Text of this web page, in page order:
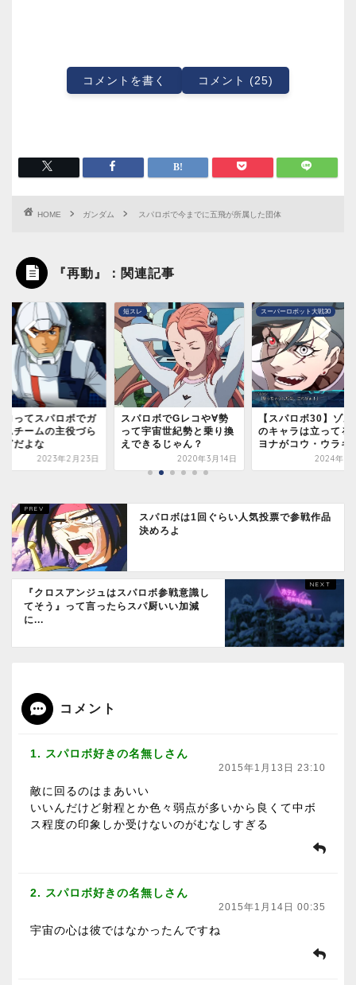
コメントを書く コメント (25)
HOME ガンダム スパロボで今までに五飛が所属した団体
『再動』：関連記事
ロってスパロボでガ
ムチームの主役づら
ぎだよな
2023年2月23日
短スレ
スパロボでGレコや∀勢
って宇宙世紀勢と乗り換
えできるじゃん？
2020年3月14日
スーパーロボット大戦30
【スパロボ30】ゾル
のキャラは立ってる
ヨナがコウ・ウラキ
2024年7
スパロボは1回ぐらい人気投票で参戦作品
決めろよ
『クロスアンジュはスパロボ参戦意識し
てそう』って言ったらスパ厨いい加減
に...
コメント
1. スパロボ好きの名無しさん
2015年1月13日 23:10
敵に回るのはまあいい
いいんだけど射程とか色々弱点が多いから良くて中ボ
ス程度の印象しか受けないのがむなしすぎる
2. スパロボ好きの名無しさん
2015年1月14日 00:35
宇宙の心は彼ではなかったんですね